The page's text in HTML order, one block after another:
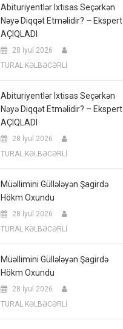
Abituriyentlər Ixtisas Seçərkən
Nəyə Diqqət Etməlidir? – Ekspert
AÇIQLADI
28 İyul 2026
TURAL KƏLBƏCƏRLİ
Abituriyentlər Ixtisas Seçərkən
Nəyə Diqqət Etməlidir? – Ekspert
AÇIQLADI
28 İyul 2026
TURAL KƏLBƏCƏRLİ
Müəllimini Güllələyən Şagirdə
Hökm Oxundu
28 İyul 2026
TURAL KƏLBƏCƏRLİ
Müəllimini Güllələyən Şagirdə
Hökm Oxundu
28 İyul 2026
TURAL KƏLBƏCƏRLİ